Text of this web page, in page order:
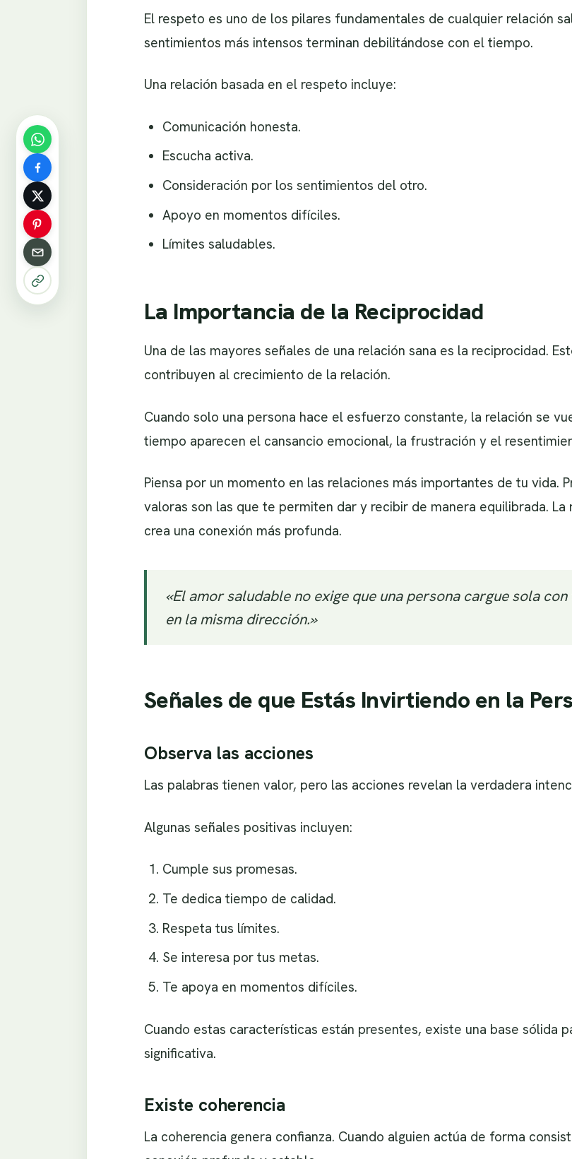
El respeto es uno de los pilares fundamentales de cualquier relación
sentimientos más intensos terminan debilitándose con el tiempo.
Una relación basada en el respeto incluye:
Comunicación honesta.
Escucha activa.
Consideración por los sentimientos del otro.
Apoyo en momentos difíciles.
Límites saludables.
La Importancia de la Reciprocidad
Una de las mayores señales de una relación sana es la reciprocidad.
contribuyen al crecimiento de la relación.
Cuando solo una persona hace el esfuerzo constante, la relación se
tiempo aparecen el cansancio emocional, la frustración y el
Piensa por un momento en las relaciones más importantes de tu vida.
valoras son las que te permiten dar y recibir de manera equilibrada.
crea una conexión más profunda.
«El amor saludable no exige que una persona cargue sola
en la misma dirección.»
Señales de que Estás Invirtiendo en la
Observa las acciones
Las palabras tienen valor, pero las acciones revelan la verdadera
Algunas señales positivas incluyen:
Cumple sus promesas.
Te dedica tiempo de calidad.
Respeta tus límites.
Se interesa por tus metas.
Te apoya en momentos difíciles.
Cuando estas características están presentes, existe una base sólida
significativa.
Existe coherencia
La coherencia genera confianza. Cuando alguien actúa de forma